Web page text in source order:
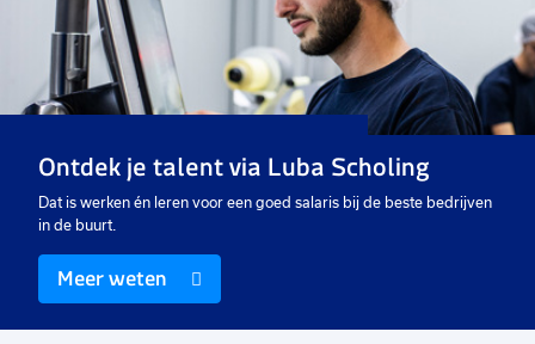
favorieten
Servicemonteur
warmtepompen
32 tot 40 uur
€ 3200- € 4450 p.m.
Operator
32 tot 40 uur
Uitzicht op vast
€ 14,99 p.u.
Ontdek je talent via Luba Scholing
Dat is werken én leren voor een goed salaris bij de beste bedrijven
in de buurt.
Meer weten